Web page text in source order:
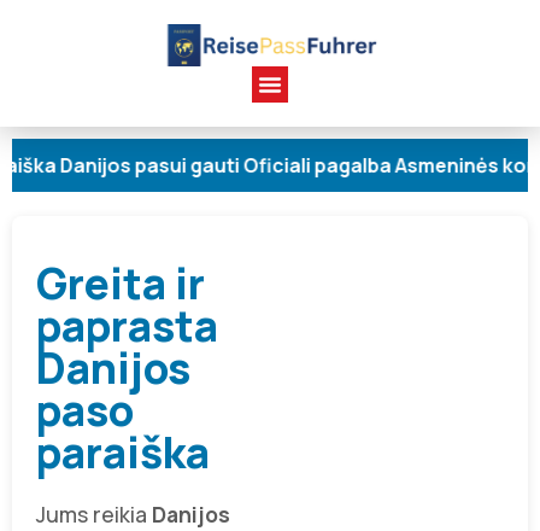
pasui gauti Oficiali pagalba Asmeninės
Greita ir
paprasta
Danijos
paso
paraiška
Jums reikia Danijos